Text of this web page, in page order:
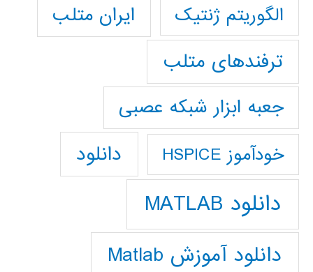
الگوریتم ژنتیک
ایران متلب
ترفندهای متلب
جعبه ابزار شبکه عصبی
خودآموز HSPICE دانلود
دانلود MATLAB
دانلود آموزش Matlab